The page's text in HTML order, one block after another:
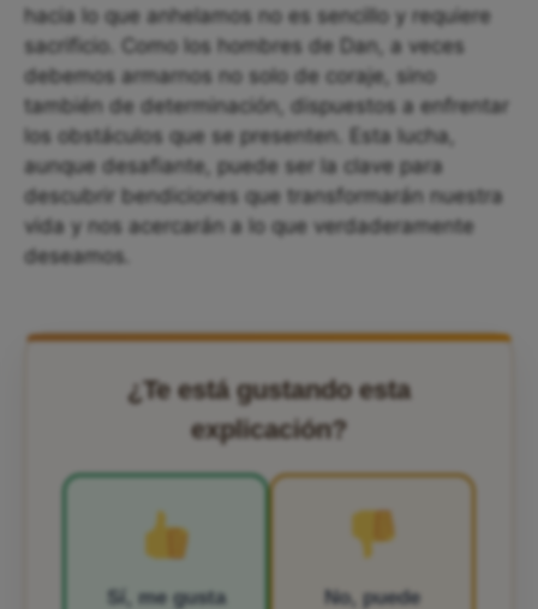
hacia lo que anhelamos no es sencillo y requiere
sacrificio. Como los hombres de Dan, a veces
debemos armarnos no solo de coraje, sino
también de determinación, dispuestos a enfrentar
los obstáculos que se presenten. Esta lucha,
aunque desafiante, puede ser la clave para
descubrir bendiciones que transformarán nuestra
vida y nos acercarán a lo que verdaderamente
deseamos.
¿Te está gustando esta
explicación?
Sí, me gusta
No, puede